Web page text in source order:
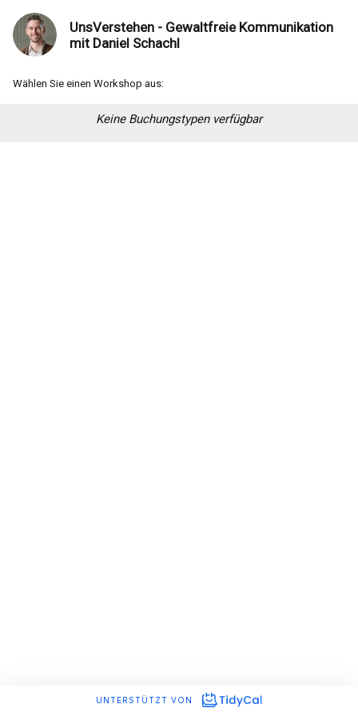
UnsVerstehen - Gewaltfreie Kommunikation
mit Daniel Schachl
Wählen Sie einen Workshop aus:
Keine Buchungstypen verfügbar
UNTERSTÜTZT VON